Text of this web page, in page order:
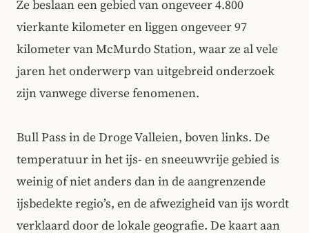
Ze beslaan een gebied van ongeveer 4.800
vierkante kilometer en liggen ongeveer 97
kilometer van McMurdo Station, waar ze al vele
jaren het onderwerp van uitgebreid onderzoek
zijn vanwege diverse fenomenen.
Bull Pass in de Droge Valleien, boven links. De
temperatuur in het ijs- en sneeuwvrije gebied is
weinig of niet anders dan in de aangrenzende
ijsbedekte regio’s, en de afwezigheid van ijs wordt
verklaard door de lokale geografie. De kaart aan